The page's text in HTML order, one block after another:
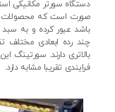
دستگاه سورتر مکانیکی
صورت است که محصولات
باشد عبور کرده و به
چند رده ابعادی مختلف
بالاتری دارند. سورتینگ
فرایندی تقریبا مشابه دارد.